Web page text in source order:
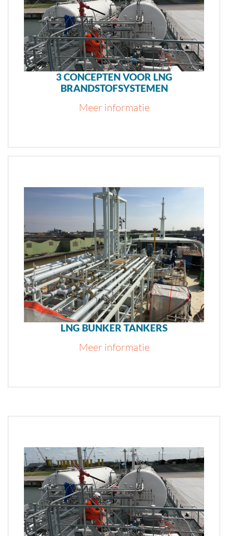
3 CONCEPTEN VOOR LNG
BRANDSTOFSYSTEMEN
Meer informatie
LNG BUNKER TANKERS
Meer informatie